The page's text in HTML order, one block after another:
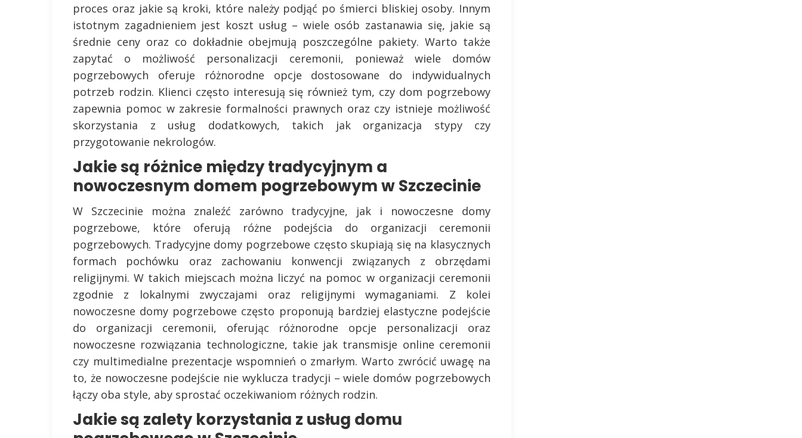
proces oraz jakie są kroki, które należy podjąć po śmierci bliskiej osoby. Innym
istotnym zagadnieniem jest koszt usług – wiele osób zastanawia się, jakie są
średnie ceny oraz co dokładnie obejmują poszczególne pakiety. Warto także
zapytać o możliwość personalizacji ceremonii, ponieważ wiele domów
pogrzebowych oferuje różnorodne opcje dostosowane do indywidualnych
potrzeb rodzin. Klienci często interesują się również tym, czy dom pogrzebowy
zapewnia pomoc w zakresie formalności prawnych oraz czy istnieje możliwość
skorzystania z usług dodatkowych, takich jak organizacja stypy czy
przygotowanie nekrologów.
Jakie są różnice między tradycyjnym a
nowoczesnym domem pogrzebowym w Szczecinie
W Szczecinie można znaleźć zarówno tradycyjne, jak i nowoczesne domy
pogrzebowe, które oferują różne podejścia do organizacji ceremonii
pogrzebowych. Tradycyjne domy pogrzebowe często skupiają się na klasycznych
formach pochówku oraz zachowaniu konwencji związanych z obrzędami
religijnymi. W takich miejscach można liczyć na pomoc w organizacji ceremonii
zgodnie z lokalnymi zwyczajami oraz religijnymi wymaganiami. Z kolei
nowoczesne domy pogrzebowe często proponują bardziej elastyczne podejście
do organizacji ceremonii, oferując różnorodne opcje personalizacji oraz
nowoczesne rozwiązania technologiczne, takie jak transmisje online ceremonii
czy multimedialne prezentacje wspomnień o zmarłym. Warto zwrócić uwagę na
to, że nowoczesne podejście nie wyklucza tradycji – wiele domów pogrzebowych
łączy oba style, aby sprostać oczekiwaniom różnych rodzin.
Jakie są zalety korzystania z usług domu